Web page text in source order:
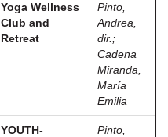
Yoga Wellness
Club and
Retreat
Pinto,
Andrea,
dir. ;
Cadena
Miranda,
María
Emilia
YOUTH-
Pinto,